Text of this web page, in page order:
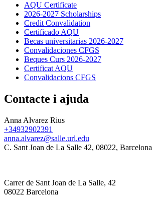
AQU Certificate
2026-2027 Scholarships
Credit Convalidation
Certificado AQU
Becas universitarias 2026-2027
Convalidaciones CFGS
Beques Curs 2026-2027
Certificat AQU
Convalidacions CFGS
Contacte i ajuda
Anna Alvarez Rius
+34932902391
anna.alvarez@salle.url.edu
C. Sant Joan de La Salle 42, 08022, Barcelona
Carrer de Sant Joan de La Salle, 42
08022 Barcelona